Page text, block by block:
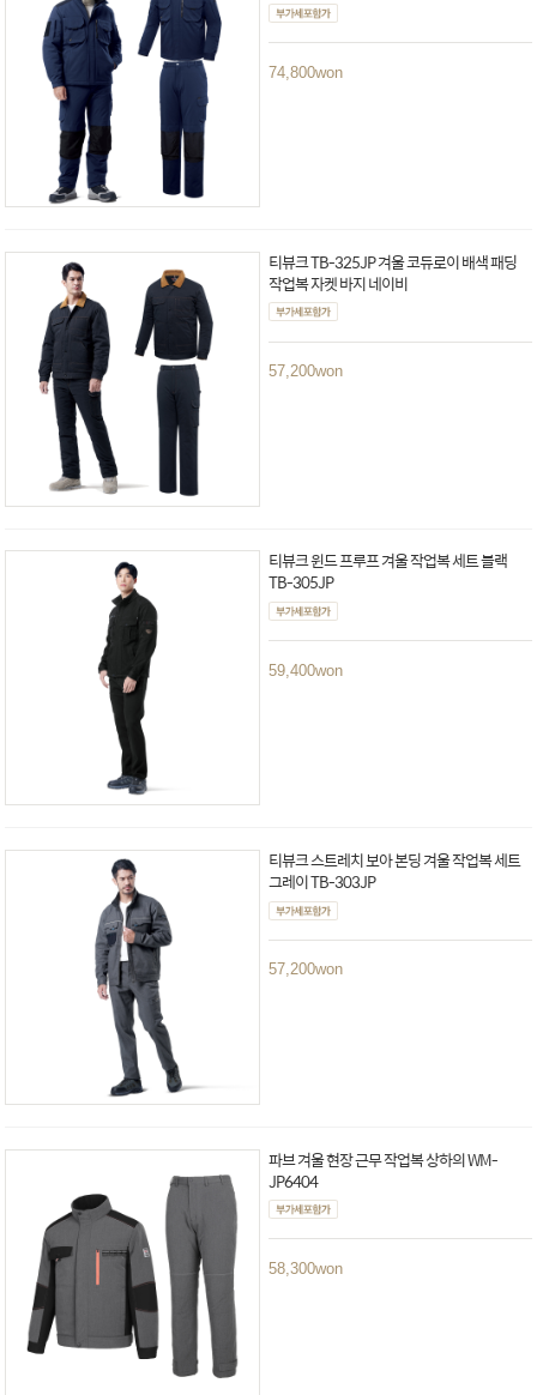
74,800won
티뷰크 TB-325JP 겨울 코듀로이 배색 패딩
작업복 자켓 바지 네이비
57,200won
티뷰크 윈드 프루프 겨울 작업복 세트 블랙
TB-305JP
59,400won
티뷰크 스트레치 보아 본딩 겨울 작업복 세트
그레이 TB-303JP
57,200won
파브 겨울 현장 근무 작업복 상하의 WM-
JP6404
58,300won